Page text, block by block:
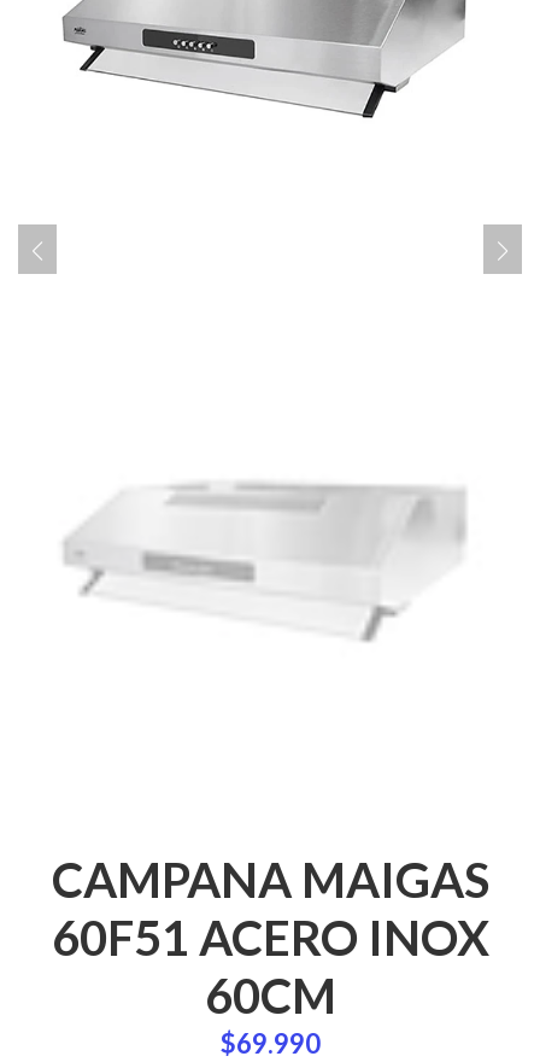
CAMPANA MAIGAS
60F51 ACERO INOX
60CM
$69.990